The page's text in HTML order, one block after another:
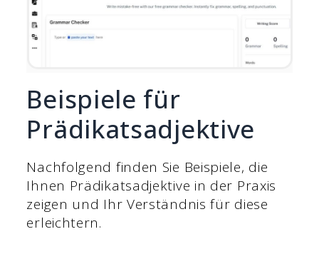
Beispiele für
Prädikatsadjektive
Nachfolgend finden Sie Beispiele, die
Ihnen Prädikatsadjektive in der Praxis
zeigen und Ihr Verständnis für diese
erleichtern.